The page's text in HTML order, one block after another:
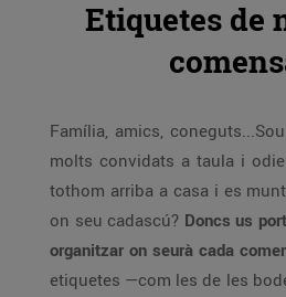
Etiquetes de
Família, amics,
molts convidats a taula i
tothom arriba a casa i es
on seu cadascú? Doncs us
organitzar on seurà cada
etiquetes —com les de les